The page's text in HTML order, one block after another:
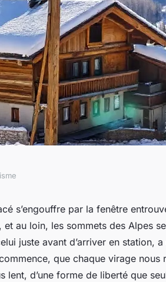
en Italie
s’engouffre par la fenêtre
et au loin, les sommets des Alpes
juste avant d’arriver en station,
que chaque virage nous
lent, d’une forme de liberté que